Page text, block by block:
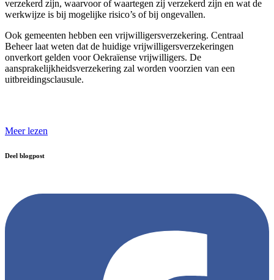
verzekerd zijn, waarvoor of waartegen zij verzekerd zijn en wat de
werkwijze is bij mogelijke risico’s of bij ongevallen.
Ook gemeenten hebben een vrijwilligersverzekering. Centraal
Beheer laat weten dat de huidige vrijwilligersverzekeringen
onverkort gelden voor Oekraïense vrijwilligers. De
aansprakelijkheidsverzekering zal worden voorzien van een
uitbreidingsclausule.
Meer lezen
Deel blogpost